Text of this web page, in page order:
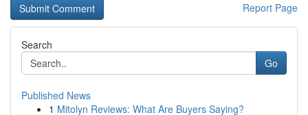
Report Page
Search
Go
Published News
1 Mitolyn Reviews: What Are Buyers Saying?